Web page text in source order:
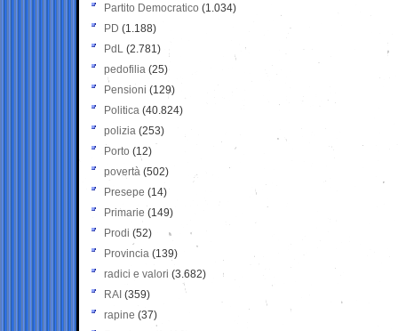
Partito Democratico (1.034)
PD (1.188)
PdL (2.781)
pedofilia (25)
Pensioni (129)
Politica (40.824)
polizia (253)
Porto (12)
povertà (502)
Presepe (14)
Primarie (149)
Prodi (52)
Provincia (139)
radici e valori (3.682)
RAI (359)
rapine (37)